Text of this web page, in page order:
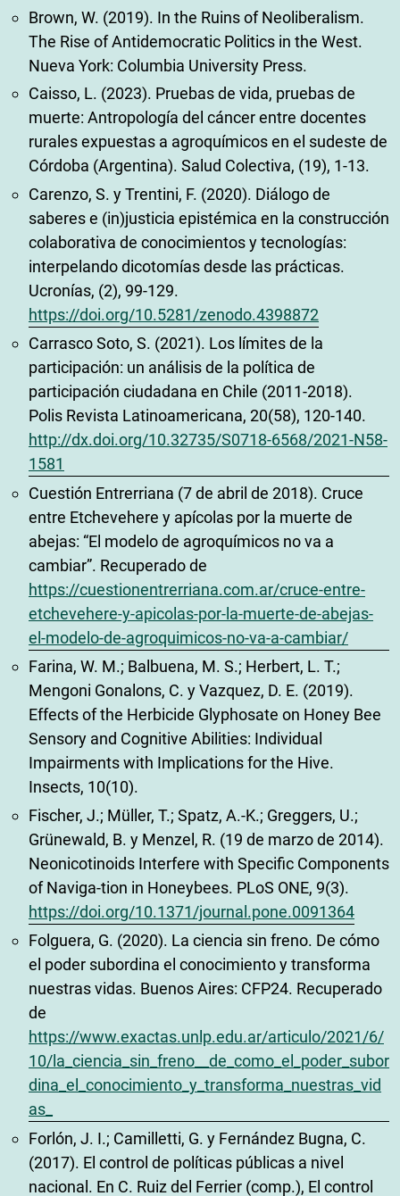
Brown, W. (2019). In the Ruins of Neoliberalism.
The Rise of Antidemocratic Politics in the West.
Nueva York: Columbia University Press.
Caisso, L. (2023). Pruebas de vida, pruebas de
muerte: Antropología del cáncer entre docentes
rurales expuestas a agroquímicos en el sudeste de
Córdoba (Argentina). Salud Colectiva, (19), 1-13.
Carenzo, S. y Trentini, F. (2020). Diálogo de
saberes e (in)justicia epistémica en la construcción
colaborativa de conocimientos y tecnologías:
interpelando dicotomías desde las prácticas.
Ucronías, (2), 99-129.
https://doi.org/10.5281/zenodo.4398872
Carrasco Soto, S. (2021). Los límites de la
participación: un análisis de la política de
participación ciudadana en Chile (2011-2018).
Polis Revista Latinoamericana, 20(58), 120-140.
http://dx.doi.org/10.32735/S0718-6568/2021-N58-
1581
Cuestión Entrerriana (7 de abril de 2018). Cruce
entre Etchevehere y apícolas por la muerte de
abejas: “El modelo de agroquímicos no va a
cambiar”. Recuperado de
https://cuestionentrerriana.com.ar/cruce-entre-
etchevehere-y-apicolas-por-la-muerte-de-abejas-
el-modelo-de-agroquimicos-no-va-a-cambiar/
Farina, W. M.; Balbuena, M. S.; Herbert, L. T.;
Mengoni Gonalons, C. y Vazquez, D. E. (2019).
Effects of the Herbicide Glyphosate on Honey Bee
Sensory and Cognitive Abilities: Individual
Impairments with Implications for the Hive.
Insects, 10(10).
Fischer, J.; Müller, T.; Spatz, A.-K.; Greggers, U.;
Grünewald, B. y Menzel, R. (19 de marzo de 2014).
Neonicotinoids Interfere with Specific Components
of Naviga-tion in Honeybees. PLoS ONE, 9(3).
https://doi.org/10.1371/journal.pone.0091364
Folguera, G. (2020). La ciencia sin freno. De cómo
el poder subordina el conocimiento y transforma
nuestras vidas. Buenos Aires: CFP24. Recuperado
de
https://www.exactas.unlp.edu.ar/articulo/2021/6/
10/la_ciencia_sin_freno__de_como_el_poder_subor
dina_el_conocimiento_y_transforma_nuestras_vid
as_
Forlón, J. I.; Camilletti, G. y Fernández Bugna, C.
(2017). El control de políticas públicas a nivel
nacional. En C. Ruiz del Ferrier (comp.), El control